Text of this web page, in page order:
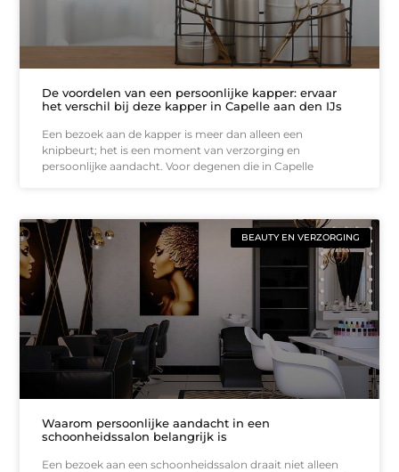
De voordelen van een persoonlijke kapper: ervaar
het verschil bij deze kapper in Capelle aan den IJs
Een bezoek aan de kapper is meer dan alleen een
knipbeurt; het is een moment van verzorging en
persoonlijke aandacht. Voor degenen die in Capelle
BEAUTY EN VERZORGING
Waarom persoonlijke aandacht in een
schoonheidssalon belangrijk is
Een bezoek aan een schoonheidssalon draait niet alleen